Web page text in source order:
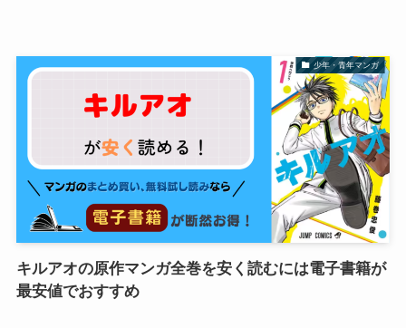
少年・青年マンガ
キルアオの原作マンガ全巻を安く読むには電子書籍が
最安値でおすすめ